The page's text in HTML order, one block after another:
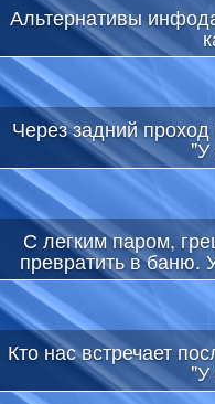
Альтернативы
Через задний
"У
С легким паром,
превратить в баню.
Кто нас встречает
"У